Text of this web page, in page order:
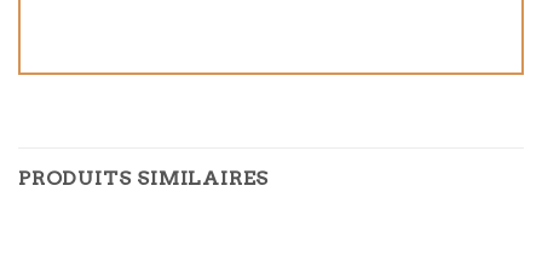
PRODUITS SIMILAIRES